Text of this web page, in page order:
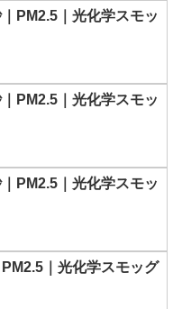
PM2.5｜光化学スモッ
PM2.5｜光化学スモッ
PM2.5｜光化学スモッ
｜光化学スモッグ